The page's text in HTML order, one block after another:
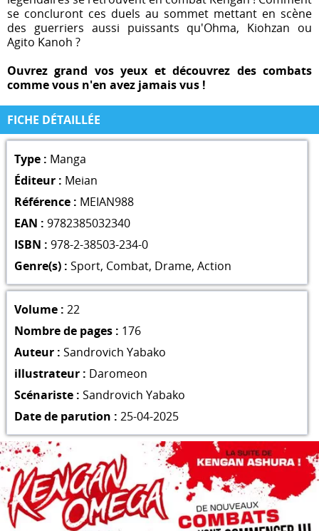
se concluront ces duels au sommet mettant en scène
des guerriers aussi puissants qu'Ohma, Kiohzan ou
Agito Kanoh ?
Ouvrez grand vos yeux et découvrez des combats
comme vous n'en avez jamais vus !
FICHE DÉTAILLÉE
Type : Manga
Éditeur : Meian
Référence : MEIAN988
EAN : 9782385032340
ISBN : 978-2-38503-234-0
Genre(s) : Sport, Combat, Drame, Action
Volume : 22
Nombre de pages : 176
Auteur : Sandrovich Yabako
illustrateur : Daromeon
Scénariste : Sandrovich Yabako
Date de parution : 25-04-2025